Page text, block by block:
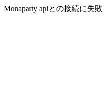
Monaparty apiとの接続に失